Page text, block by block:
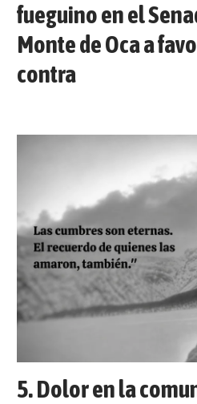
fueguino en el
Monte de Oca a
contra
Dolor en la